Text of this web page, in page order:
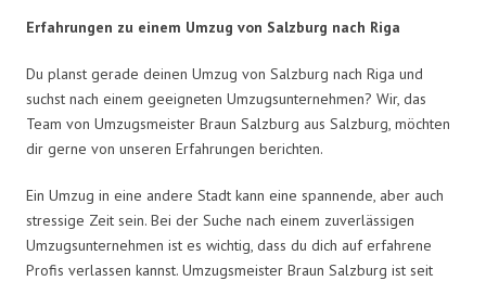
Erfahrungen zu einem Umzug von Salzburg nach Riga
Du planst gerade deinen Umzug von Salzburg nach Riga und
suchst nach einem geeigneten Umzugsunternehmen? Wir, das
Team von Umzugsmeister Braun Salzburg aus Salzburg, möchten
dir gerne von unseren Erfahrungen berichten.
Ein Umzug in eine andere Stadt kann eine spannende, aber auch
stressige Zeit sein. Bei der Suche nach einem zuverlässigen
Umzugsunternehmen ist es wichtig, dass du dich auf erfahrene
Profis verlassen kannst. Umzugsmeister Braun Salzburg ist seit